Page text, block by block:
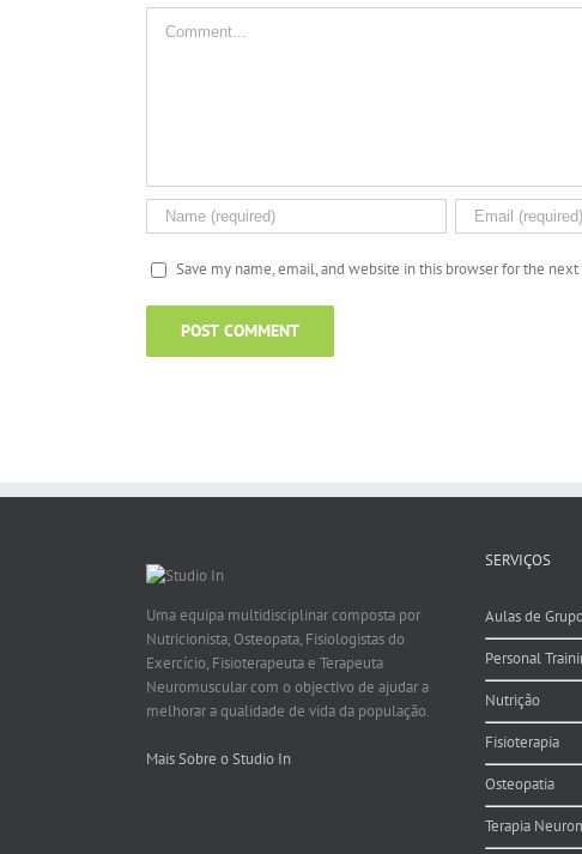
Save my name, email, and website in this browser for the
Uma equipa multidisciplinar composta por
Nutricionista, Osteopata, Fisiologistas do
Exercício, Fisioterapeuta e Terapeuta
Neuromuscular com o objectivo de ajudar a
melhorar a qualidade de vida da população.
Mais Sobre o Studio In
SERVIÇOS
Aulas de
Personal
Nutrição
Fisioterapia
Osteopatia
Terapia